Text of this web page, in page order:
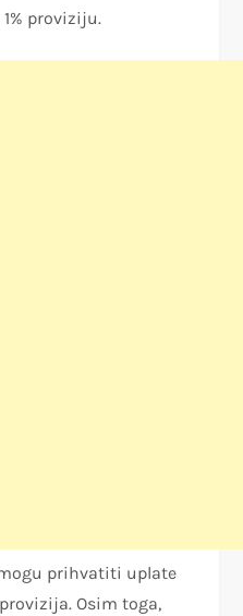
proviziju.
prihvatiti uplate
Osim toga,